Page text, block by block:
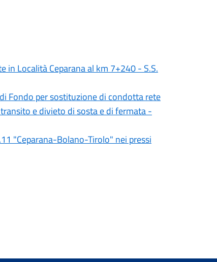
Località Ceparana al km 7+240 - S.S.
Fondo per sostituzione di condotta rete
e divieto di sosta e di fermata -
"Ceparana-Bolano-Tirolo" nei pressi